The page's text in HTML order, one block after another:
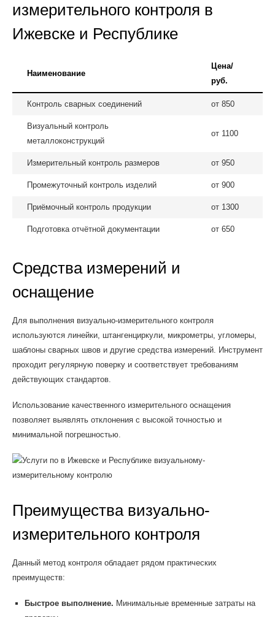
измерительного контроля в
Ижевске и Республике
Наименование
Цена/
руб.
Контроль сварных соединений от 850
Визуальный контроль
металлоконструкций
от 1100
Измерительный контроль размеров от 950
Промежуточный контроль изделий от 900
Приёмочный контроль продукции от 1300
Подготовка отчётной документации от 650
Средства измерений и
оснащение
Для выполнения визуально-измерительного контроля
используются линейки, штангенциркули, микрометры, угломеры,
шаблоны сварных швов и другие средства измерений. Инструмент
проходит регулярную поверку и соответствует требованиям
действующих стандартов.
Использование качественного измерительного оснащения
позволяет выявлять отклонения с высокой точностью и
минимальной погрешностью.
Преимущества визуально-
измерительного контроля
Данный метод контроля обладает рядом практических
преимуществ:
Быстрое выполнение. Минимальные временные затраты на